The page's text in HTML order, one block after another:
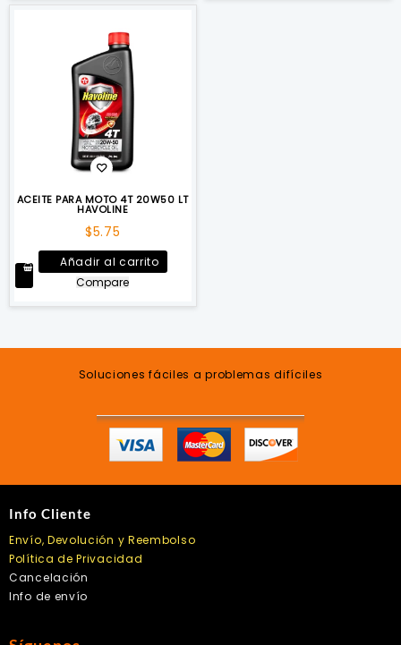
ACEITE PARA MOTO 4T 20W50 LT
HAVOLINE
$5.75
Añadir al carrito
Compare
Soluciones fáciles a problemas difíciles
Info Cliente
Envío, Devolución y Reembolso
Política de Privacidad
Cancelación
Info de envío